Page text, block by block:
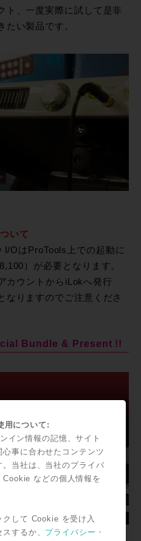
ト、一度実際に試して是非
たい製品です。
いて
OはProTools上での起動に
）が必要となります。
カウントからiLokへ発行
なりますのでご注意くださ
Bundle & Present !!
用について:
イン情報の記憶、サイト
事に合わせたコンテンツ
当社は、当社のプライバ
Cookie などの個人情報を
クして Cookie を受け入
するか、 プライバシー・